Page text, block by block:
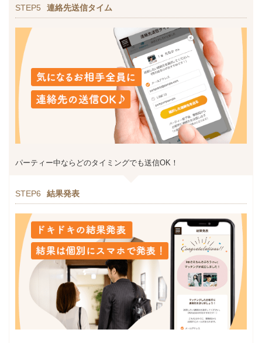
STEP5 連絡先送信タイム
パーティー中ならどのタイミングでも送信OK！
STEP6 結果発表